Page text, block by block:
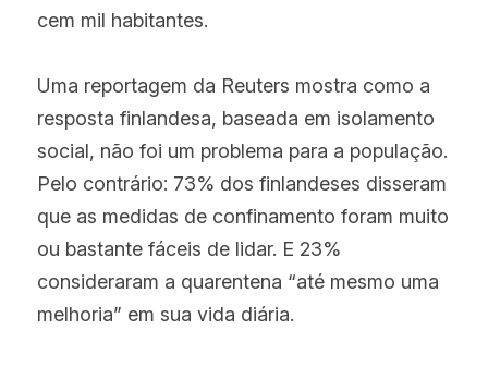
cem mil habitantes.
Uma reportagem da Reuters mostra como a
resposta finlandesa, baseada em isolamento
social, não foi um problema para a população.
Pelo contrário: 73% dos finlandeses disseram
que as medidas de confinamento foram muito
ou bastante fáceis de lidar. E 23%
consideraram a quarentena “até mesmo uma
melhoria” em sua vida diária.